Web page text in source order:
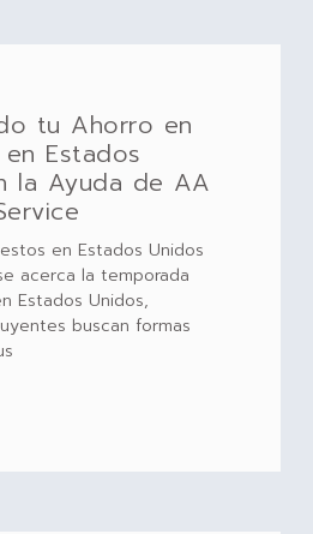
tu Ahorro en
Estados
la Ayuda de AA
en Estados Unidos
acerca la temporada
Estados Unidos,
buscan formas